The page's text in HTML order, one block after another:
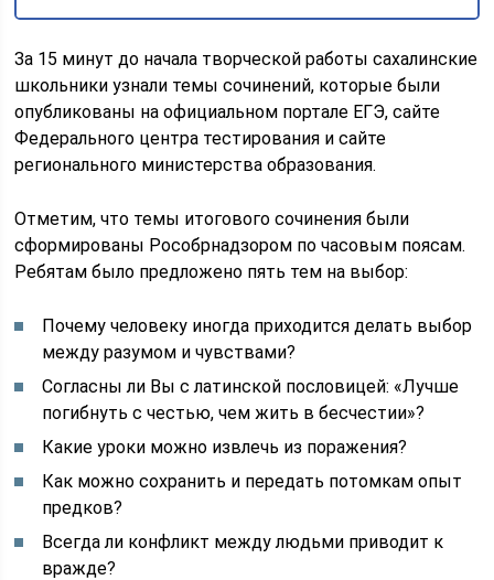
За 15 минут до начала творческой работы сахалинские
школьники узнали темы сочинений, которые были
опубликованы на официальном портале ЕГЭ, сайте
Федерального центра тестирования и сайте
регионального министерства образования.
Отметим, что темы итогового сочинения были
сформированы Рособрнадзором по часовым поясам.
Ребятам было предложено пять тем на выбор:
Почему человеку иногда приходится делать выбор
между разумом и чувствами?
Согласны ли Вы с латинской пословицей: «Лучше
погибнуть с честью, чем жить в бесчестии»?
Какие уроки можно извлечь из поражения?
Как можно сохранить и передать потомкам опыт
предков?
Всегда ли конфликт между людьми приводит к
вражде?